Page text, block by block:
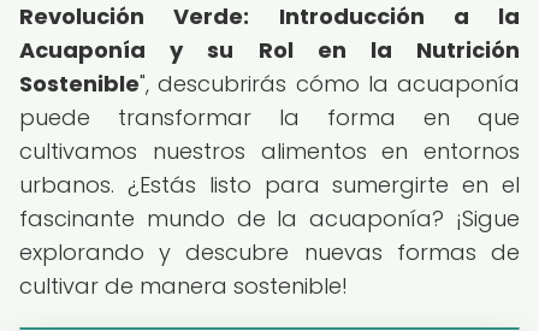
Revolución Verde: Introducción a la
Acuaponía y su Rol en la Nutrición
Sostenible", descubrirás cómo la acuaponía
puede transformar la forma en que
cultivamos nuestros alimentos en entornos
urbanos. ¿Estás listo para sumergirte en el
fascinante mundo de la acuaponía? ¡Sigue
explorando y descubre nuevas formas de
cultivar de manera sostenible!